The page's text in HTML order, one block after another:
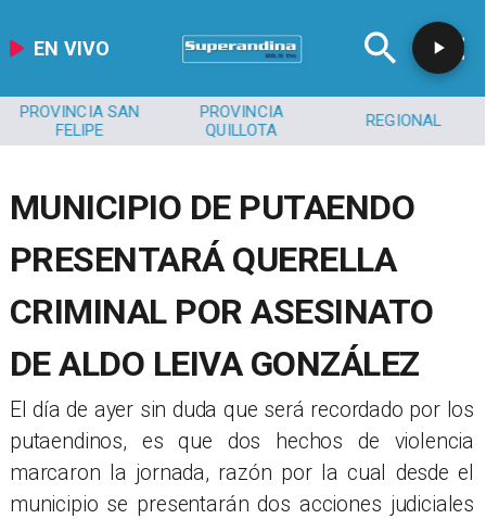
EN VIVO
PROVINCIA SAN
FELIPE
PROVINCIA
QUILLOTA
REGIONAL
MUNICIPIO DE PUTAENDO
PRESENTARÁ QUERELLA
CRIMINAL POR ASESINATO
DE ALDO LEIVA GONZÁLEZ
El día de ayer sin duda que será recordado por los
putaendinos, es que dos hechos de violencia
marcaron la jornada, razón por la cual desde el
municipio se presentarán dos acciones judiciales